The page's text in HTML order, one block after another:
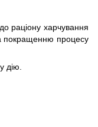
до раціону харчування
покращенню процесу
дію.